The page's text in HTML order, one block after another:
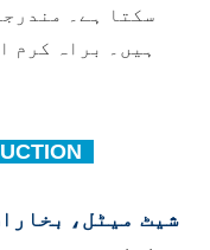
سکتا ہے۔
ہیں۔ براہ کرم
شیٹ میٹل،